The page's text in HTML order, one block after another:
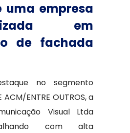
uma empresa
em
de fachada
no segmento
ACM/ENTRE OUTROS, a
Visual Ltda
com alta